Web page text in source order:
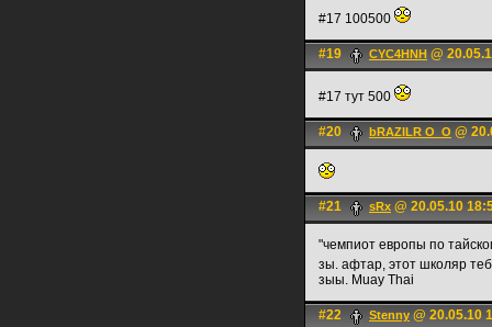
#17 100500
#19 CYC4HNH @
#17 тут 500
#20 bRAZILR O_O @
#21 sRx @ 20.05.10
"чемпиот европы по
зы. афтар, этот школяр
зыы. Muay Thai
#22 Stenny @ 20.05.10